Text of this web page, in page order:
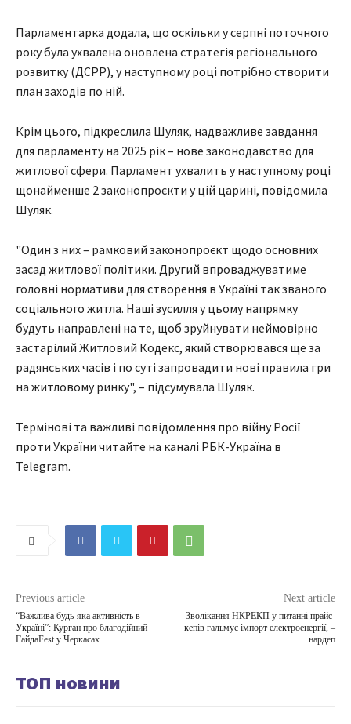
Парламентарка додала, що оскільки у серпні поточного
року була ухвалена оновлена стратегія регіонального
розвитку (ДСРР), у наступному році потрібно створити
план заходів по ній.
Крім цього, підкреслила Шуляк, надважливе завдання
для парламенту на 2025 рік – нове законодавство для
житлової сфери. Парламент ухвалить у наступному році
щонайменше 2 законопроєкти у цій царині, повідомила
Шуляк.
"Один з них – рамковий законопроєкт щодо основних
засад житлової політики. Другий впроваджуватиме
головні нормативи для створення в Україні так званого
соціального житла. Наші зусилля у цьому напрямку
будуть направлені на те, щоб зруйнувати неймовірно
застарілий Житловий Кодекс, який створювався ще за
радянських часів і по суті запровадити нові правила гри
на житловому ринку", – підсумувала Шуляк.
Термінові та важливі повідомлення про війну Росії
проти України читайте на каналі РБК-Україна в
Telegram.
Previous article
“Важлива будь-яка активність в
Україні”: Курган про благодійний
ГайдаFest у Черкасах
Next article
Зволікання НКРЕКП у питанні прайс-
кепів гальмує імпорт електроенергії, –
нардеп
ТОП новини